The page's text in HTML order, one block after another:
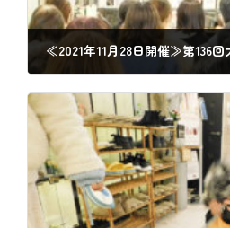
≪2021年11月28日開催≫第136回